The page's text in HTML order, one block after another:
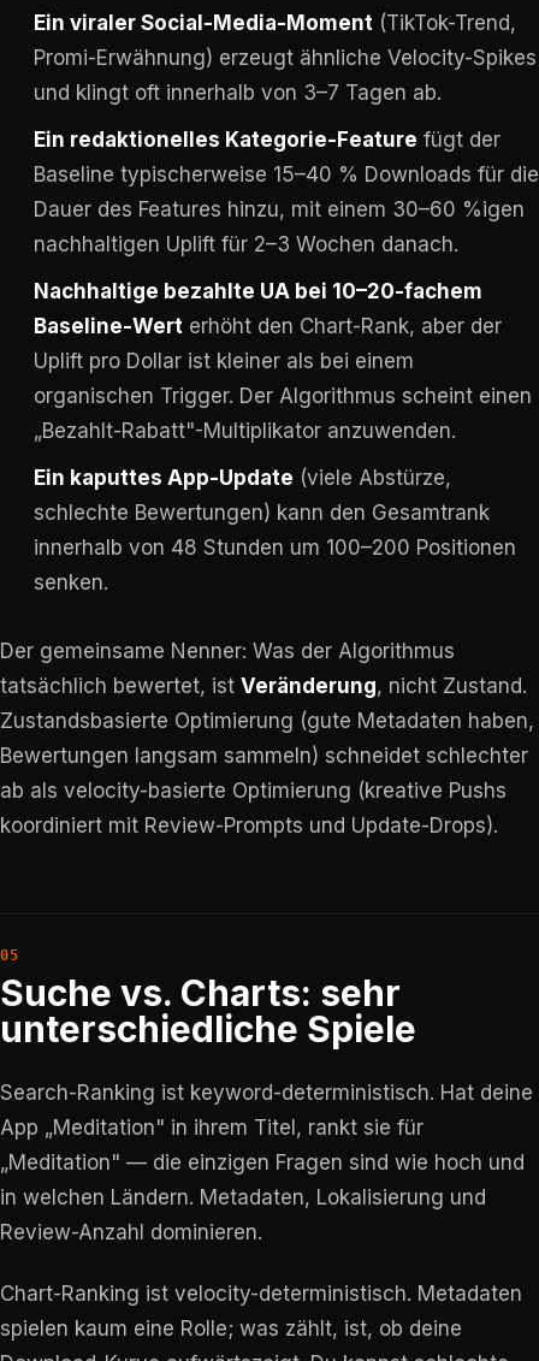
Ein viraler Social-Media-Moment (TikTok-Trend,
Promi-Erwähnung) erzeugt ähnliche Velocity-Spikes
und klingt oft innerhalb von 3–7 Tagen ab.
Ein redaktionelles Kategorie-Feature fügt der
Baseline typischerweise 15–40 % Downloads für die
Dauer des Features hinzu, mit einem 30–60 %igen
nachhaltigen Uplift für 2–3 Wochen danach.
Nachhaltige bezahlte UA bei 10–20-fachem
Baseline-Wert erhöht den Chart-Rank, aber der
Uplift pro Dollar ist kleiner als bei einem
organischen Trigger. Der Algorithmus scheint einen
„Bezahlt-Rabatt"-Multiplikator anzuwenden.
Ein kaputtes App-Update (viele Abstürze,
schlechte Bewertungen) kann den Gesamtrank
innerhalb von 48 Stunden um 100–200 Positionen
senken.
Der gemeinsame Nenner: Was der Algorithmus
tatsächlich bewertet, ist Veränderung, nicht Zustand.
Zustandsbasierte Optimierung (gute Metadaten haben,
Bewertungen langsam sammeln) schneidet schlechter
ab als velocity-basierte Optimierung (kreative Pushs
koordiniert mit Review-Prompts und Update-Drops).
Suche vs. Charts: sehr
unterschiedliche Spiele
Search-Ranking ist keyword-deterministisch. Hat deine
App „Meditation" in ihrem Titel, rankt sie für
„Meditation" — die einzigen Fragen sind wie hoch und
in welchen Ländern. Metadaten, Lokalisierung und
Review-Anzahl dominieren.
Chart-Ranking ist velocity-deterministisch. Metadaten
spielen kaum eine Rolle; was zählt, ist, ob deine